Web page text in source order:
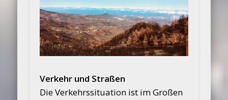
Verkehr und Straßen
Die Verkehrssituation ist im Großen